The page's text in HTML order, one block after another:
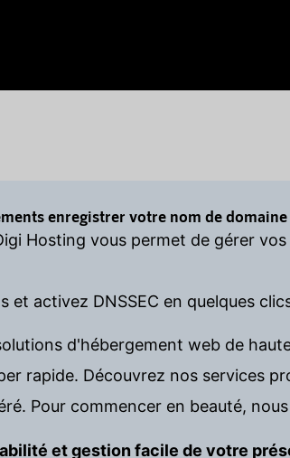
enregistrer votre nom de
Hosting vous permet de gérer
activez DNSSEC en quelques
d'hébergement web de
rapide. Découvrez nos services
Pour commencer en beauté,
et gestion facile de votre